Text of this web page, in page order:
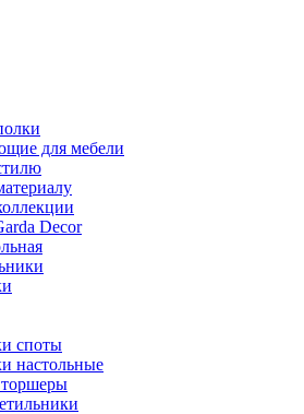
для мебели
Decor
споты
настольные